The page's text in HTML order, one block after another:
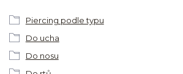
Piercing podle typu
Do ucha
Do nosu